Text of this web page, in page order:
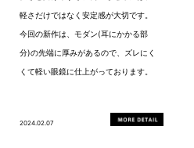
軽さだけではなく安定感が大切です。
今回の新作は、モダン(耳にかかる部
分)の先端に厚みがあるので、ズレにく
くて軽い眼鏡に仕上がっております。
2024.02.07